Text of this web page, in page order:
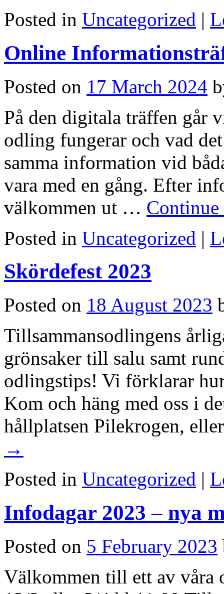
Posted in Uncategorized |
Online
Posted on 17 March 2024
På den digitala träffen går
odling fungerar och vad
samma information vid
vara med en gång. Efter
välkommen ut …
Posted in Uncategorized |
Skördefest 2023
Posted on 18 August 2023
Tillsammansodlingens
grönsaker till salu samt
odlingstips! Vi förklarar
Kom och häng med oss i
hållplatsen Pilekrogen,
→
Posted in Uncategorized |
Infodagar 2023 – nya
Posted on 5 February 2023
Välkommen till ett av våra